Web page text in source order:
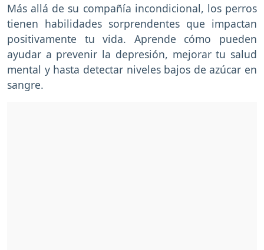
Más allá de su compañía incondicional, los perros
tienen habilidades sorprendentes que impactan
positivamente tu vida. Aprende cómo pueden
ayudar a prevenir la depresión, mejorar tu salud
mental y hasta detectar niveles bajos de azúcar en
sangre.